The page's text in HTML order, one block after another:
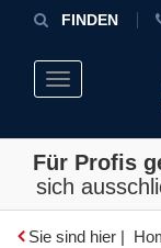
FINDEN
Toggle navigation
Für Profis
sich
Sie sind hier |